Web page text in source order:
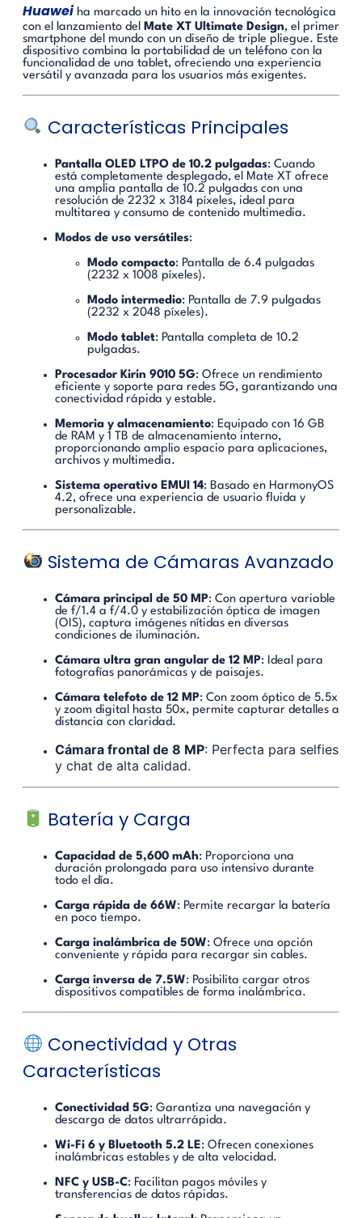
Huawei ha marcado un hito en la innovación tecnológica
con el lanzamiento del
Mate XT Ultimate Design, el primer
smartphone del mundo con un diseño de triple pliegue. Este
dispositivo combina la portabilidad de un teléfono con la
funcionalidad de una tablet, ofreciendo una experiencia
versátil y avanzada para los usuarios más exigentes.
Características Principales
Pantalla OLED LTPO de 10.2 pulgadas: Cuando
está completamente desplegado, el Mate XT ofrece
una amplia pantalla de 10.2 pulgadas con una
resolución de 2232 x 3184 píxeles, ideal para
multitarea y consumo de contenido multimedia.
Modos de uso versátiles:
Modo compacto: Pantalla de 6.4 pulgadas
(2232 x 1008 píxeles).
Modo intermedio: Pantalla de 7.9 pulgadas
(2232 x 2048 píxeles).
Modo tablet: Pantalla completa de 10.2
pulgadas.
Procesador Kirin 9010 5G: Ofrece un rendimiento
eficiente y soporte para redes 5G, garantizando una
conectividad rápida y estable.
Memoria y almacenamiento: Equipado con 16 GB
de RAM y 1 TB de almacenamiento interno,
proporcionando amplio espacio para aplicaciones,
archivos y multimedia.
Sistema operativo EMUI 14: Basado en HarmonyOS
4.2, ofrece una experiencia de usuario fluida y
personalizable.
Sistema de Cámaras Avanzado
Cámara principal de 50 MP: Con apertura variable
de f/1.4 a f/4.0 y estabilización óptica de imagen
(OIS), captura imágenes nítidas en diversas
condiciones de iluminación.
Cámara ultra gran angular de 12 MP: Ideal para
fotografías panorámicas y de paisajes.
Cámara telefoto de 12 MP: Con zoom óptico de 5.5x
y zoom digital hasta 50x, permite capturar detalles a
distancia con claridad.
Cámara frontal de 8 MP: Perfecta para selfies
y chat de alta calidad.
Batería y Carga
Capacidad de 5,600 mAh: Proporciona una
duración prolongada para uso intensivo durante
todo el día.
Carga rápida de 66W: Permite recargar la batería
en poco tiempo.
Carga inalámbrica de 50W: Ofrece una opción
conveniente y rápida para recargar sin cables.
Carga inversa de 7.5W: Posibilita cargar otros
dispositivos compatibles de forma inalámbrica.
Conectividad y Otras
Características
Conectividad 5G: Garantiza una navegación y
descarga de datos ultrarrápida.
Wi-Fi 6 y Bluetooth 5.2 LE: Ofrecen conexiones
inalámbricas estables y de alta velocidad.
NFC y USB-C: Facilitan pagos móviles y
transferencias de datos rápidas.